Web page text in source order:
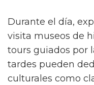
Durante el día,
visita museos de
tours guiados por
tardes pueden
culturales como